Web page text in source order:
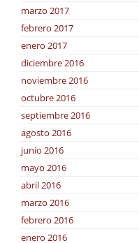
marzo 2017
febrero 2017
enero 2017
diciembre 2016
noviembre 2016
octubre 2016
septiembre 2016
agosto 2016
junio 2016
mayo 2016
abril 2016
marzo 2016
febrero 2016
enero 2016